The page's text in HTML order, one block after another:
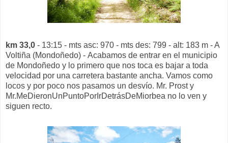
km 33,0 - 13:15 - mts asc: 970 - mts des: 799 - alt: 183 m - A
Voltiña (Mondoñedo) - Acabamos de entrar en el municipio
de Mondoñedo y lo primero que nos toca es bajar a toda
velocidad por una carretera bastante ancha. Vamos como
locos y por poco nos pasamos un desvío. Mr. Prost y
Mr.MeDieronUnPuntoPorIrDetrásDeMiorbea no lo ven y
siguen recto.